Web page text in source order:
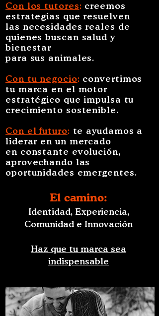
Con los tutores: creemos
estrategias que resuelven
las necesidades reales de
quienes buscan salud y
bienestar
para sus animales.
Con tu negocio: convertimos
tu marca en el motor
estratégico que impulsa tu
crecimiento sostenible.
Con el futuro: te ayudamos a
liderar en un mercado
en constante evolución,
aprovechando las
oportunidades emergentes.
El camino:
Identidad, Experiencia,
Comunidad e Innovación
Haz que tu marca sea
indispensable